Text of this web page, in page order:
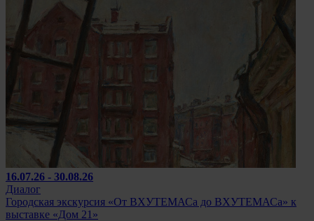
16.07.26 - 30.08.26
Диалог
Городская экскурсия «От ВХУТЕМАСа до ВХУТЕМАСа» к
выставке «Дом 21»